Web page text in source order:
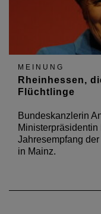
MEINUNG
Rheinhessen,
Flüchtlinge
Bundeskanzlerin
Jahresempfang
in Mainz.